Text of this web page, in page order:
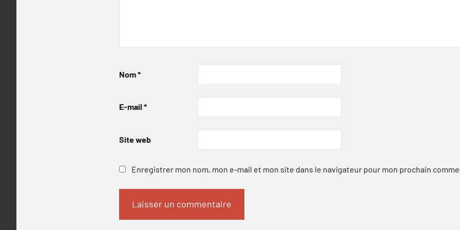
Nom*
E-mail *
Site web
Enregistrer mon nom, mon e-mail et mon site dans le navigateur pour mon prochain